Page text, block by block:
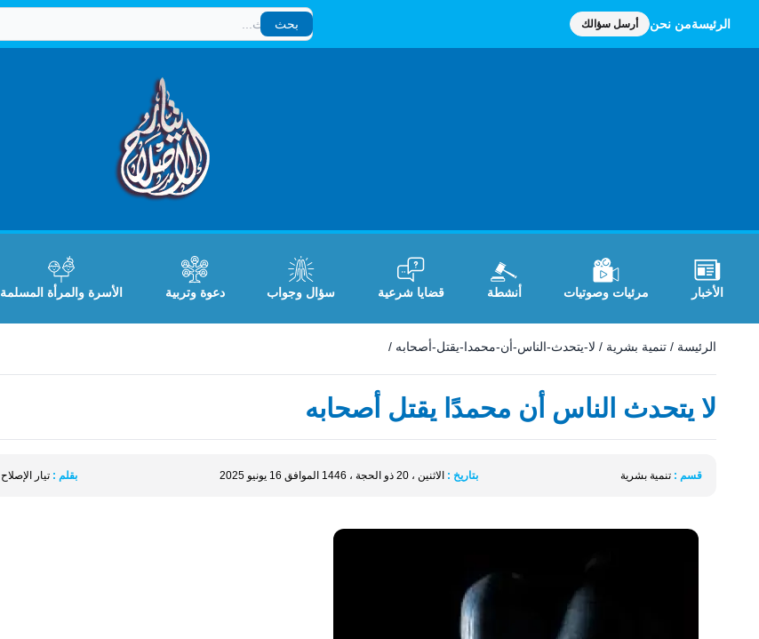
الرئيسةمن نحن أرسل سؤالك
بحث
بحث
الأخبار مرئيات وصوتيات أنشطة قضايا شرعية سؤال وجواب دعوة وتربية الأسرة والمرأة المسلمة
الرئيسة / تنمية بشرية / لا-يتحدث-الناس-أن-محمدا-يقتل-أصحابه /
لا يتحدث الناس أن محمدًا يقتل أصحابه
قسم : تنمية بشرية بتاريخ : الاثنين ، 20 ذو الحجة ، 1446 الموافق 16 يونيو 2025 بقلم : تيار الإصلاح